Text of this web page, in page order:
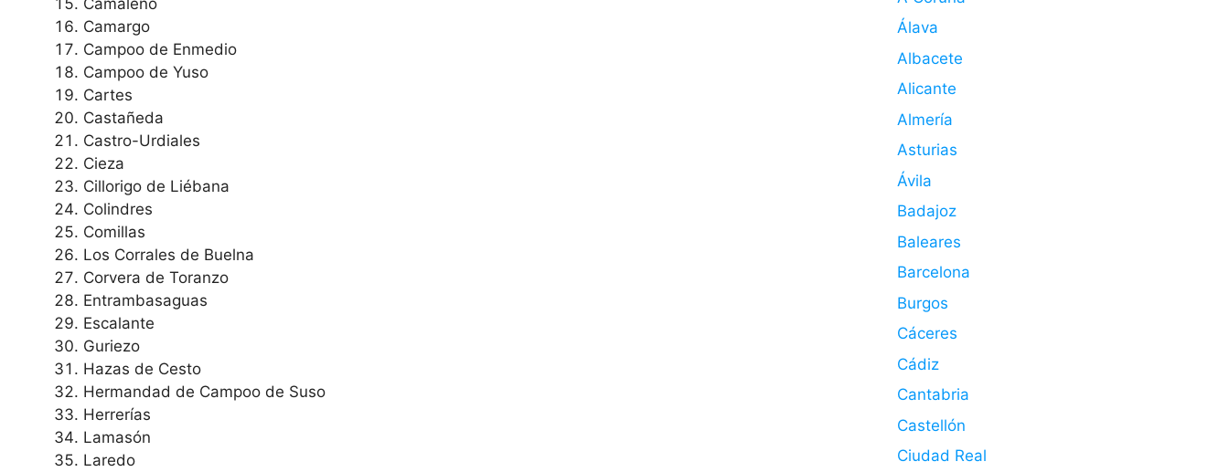
Camargo
Campoo de Enmedio
Campoo de Yuso
Cartes
Castañeda
Castro-Urdiales
Cieza
Cillorigo de Liébana
Colindres
Comillas
Los Corrales de Buelna
Corvera de Toranzo
Entrambasaguas
Escalante
Guriezo
Hazas de Cesto
Hermandad de Campoo de Suso
Herrerías
Lamasón
Laredo
Álava
Albacete
Alicante
Almería
Asturias
Ávila
Badajoz
Baleares
Barcelona
Burgos
Cáceres
Cádiz
Cantabria
Castellón
Ciudad Real